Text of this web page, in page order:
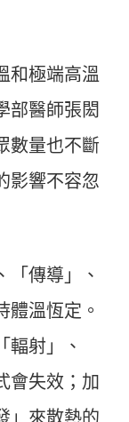
和極端高溫
部醫師張閎
數量也不斷
影響不容忽
「傳導」、
體溫恆定。
輻射」、
會失效；加
」來散熱的